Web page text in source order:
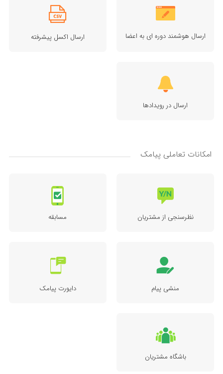
ارسال هوشمند دوره ای به اعضا ارسال اکسل پیشرفته
ارسال در رویدادها
امکانات تعاملی پیامک
نظرسنجی از مشتریان مسابقه
منشی پیام دایورت پیامک
باشگاه مشتریان